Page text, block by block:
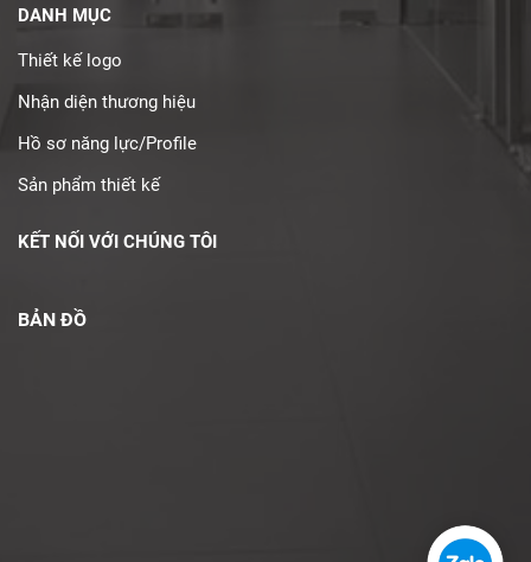
DANH MỤC
Thiết kế logo
Nhận diện thương hiệu
Hồ sơ năng lực/Profile
Sản phẩm thiết kế
KẾT NỐI VỚI CHÚNG TÔI
BẢN ĐỒ